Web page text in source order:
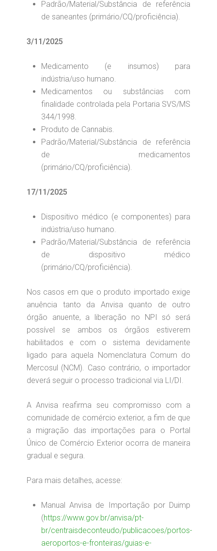
Padrão/Material/Substância de referência
de saneantes (primário/CQ/proficiência).
3/11/2025
Medicamento (e insumos) para
indústria/uso humano.
Medicamentos ou substâncias com
finalidade controlada pela Portaria SVS/MS
344/1998.
Produto de Cannabis.
Padrão/Material/Substância de referência
de medicamentos
(primário/CQ/proficiência).
17/11/2025
Dispositivo médico (e componentes) para
indústria/uso humano.
Padrão/Material/Substância de referência
de dispositivo médico
(primário/CQ/proficiência).
Nos casos em que o produto importado exige
anuência tanto da Anvisa quanto de outro
órgão anuente, a liberação no NPI só será
possível se ambos os órgãos estiverem
habilitados e com o sistema devidamente
ligado para aquela Nomenclatura Comum do
Mercosul (NCM). Caso contrário, o importador
deverá seguir o processo tradicional via LI/DI.
A Anvisa reafirma seu compromisso com a
comunidade de comércio exterior, a fim de que
a migração das importações para o Portal
Único de Comércio Exterior ocorra de maneira
gradual e segura.
Para mais detalhes, acesse:
Manual Anvisa de Importação por Duimp
(https://www.gov.br/anvisa/pt-
br/centraisdeconteudo/publicacoes/portos-
aeroportos-e-fronteiras/guias-e-